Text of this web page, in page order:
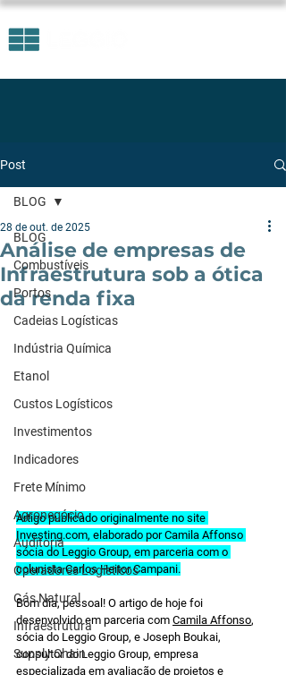
Post
BLOG
Combustíveis
Portos
Cadeias Logísticas
Indústria Química
Etanol
Custos Logísticos
Investimentos
Indicadores
Frete Mínimo
Agronegócio
Auditoria
Operadores Logísticos
Gás Natural
Infraestrutura
Supply Chain
BLOG
Análise de empresas de
Infraestrutura sob a ótica
da renda fixa
28 de out. de 2025
Artigo publicado originalmente no site
Investing.com, elaborado por Camila Affonso
sócia do Leggio Group, em parceria com o
colunista Carlos Heitor Campani.
Bom dia, pessoal! O artigo de hoje foi
desenvolvido em parceria com Camila Affonso,
sócia do Leggio Group, e Joseph Boukai,
consultor do Leggio Group, empresa
especializada em avaliação de projetos e